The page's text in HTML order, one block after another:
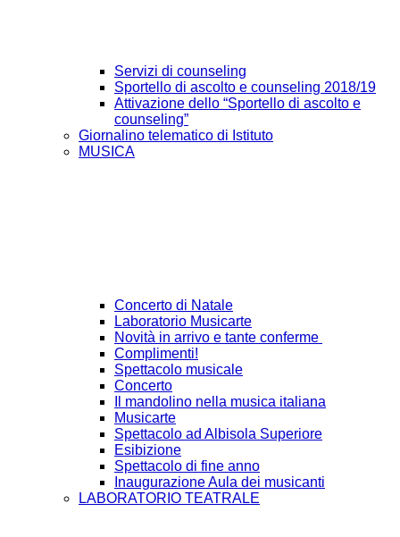
Servizi di counseling
Sportello di ascolto e counseling 2018/19
Attivazione dello “Sportello di ascolto e
counseling”
Giornalino telematico di Istituto
MUSICA
Concerto di Natale
Laboratorio Musicarte
Novità in arrivo e tante conferme
Complimenti!
Spettacolo musicale
Concerto
Il mandolino nella musica italiana
Musicarte
Spettacolo ad Albisola Superiore
Esibizione
Spettacolo di fine anno
Inaugurazione Aula dei musicanti
LABORATORIO TEATRALE